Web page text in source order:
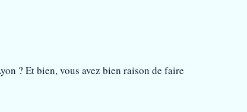
? Et bien, vous avez bien raison de faire